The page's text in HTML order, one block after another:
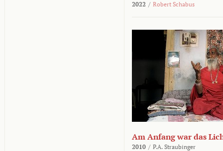
2022 / Robert Schabus
Am Anfang war das
2010 / P.A. Straubinger